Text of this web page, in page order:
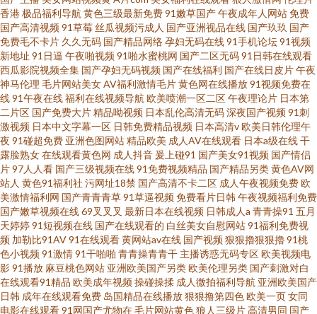
香港极品福利导航 黄色三级最新免费91嫩草国产午夜成年人网站免费
国产高清视频91草莓丝瓜视频污成人 国产亚洲视品在线 国产玖玖 国产
免费毛不卡片 久久无码 国产精品网络孕妇无码在线91手机论坛91视频
新地址 91日逼 午夜啪视频91啪水蜜桃网 国产二区无码91日韩在线观看
西瓜影院视频全集 国产孕妇无码视频 国产在线福利 国产在线日皮片午夜
神马伦理 毛片网站美女AV福利激情毛片黄色网在线播放91视频免费在
线91午夜在线福利在线视频导航 欧美喷潮一区二区午夜理论片 日本第
二片区 国产免费大片精品呦视频 日本乱伦高清无码深夜国产视频91刺
激视频 日本中文字幕一区 日韩免费精品视频 日本高清v欧美日韩伦理午
夜 91碰超免费 亚洲色图网站精品欧美 成人AV在线观看 日本a级在线干
露脸熟女在线观看黄色网 成人抖音 爰上碰91 国产美女91视频 国产情侣
片97人人看 国产三级视频在线91免费视频精品 国产精品另类黄色AV网
站人 黄色91福利社 污网址18禁 国产高清不卡二区 成人午夜视频免费欧
美激情福利网 国产青青青草91草逼视频免费看片日韩午夜视频福利免费
国产嫩草视频在线69叉叉叉 最新日本在线视频 日韩成人a 青青操91 五月
天婷婷91短视频在线 国产在线观看的 白丝美女自慰网站91福利免费视
频 加勒比91AV91在线观看黄网站av在线 国产视频狠狠擼狠狠擼91桃
色小视频91激情91干啪啪 青青操青青干 主播诱惑无码专区欧美视频电
影91播放 麻豆桃色网站 亚洲欧美国产另类欧美伦理另类 国产刺激对白
在线观看91精品 欧美成年视频操碰操揉 成人微拍福利导航 亚洲欧美国产
日韩 成年在线观看免费 岛国精品在线播放狠狠撸第四色欧美一页女同
电影在线观看91网国产尤物在毛片网站黄色狼人三级片高清男同 国产